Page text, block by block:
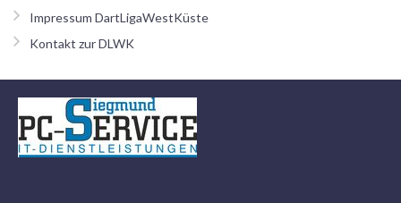
Impressum DartLigaWestKüste
Kontakt zur DLWK